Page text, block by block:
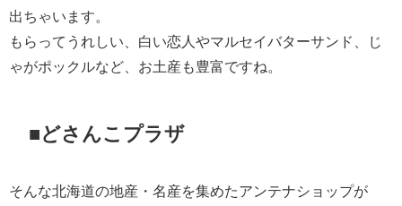
出ちゃいます。
もらってうれしい、白い恋人やマルセイバターサンド、じ
ゃがポックルなど、お土産も豊富ですね。
■どさんこプラザ
そんな北海道の地産・名産を集めたアンテナショップが